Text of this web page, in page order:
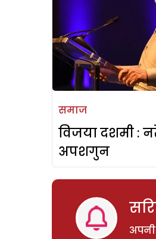
समाज
विजया दशमी :
अपशगुन